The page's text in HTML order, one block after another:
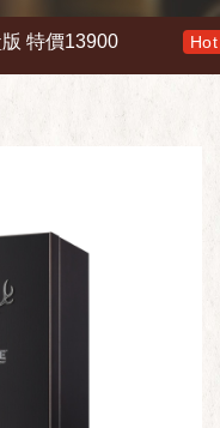
價13900